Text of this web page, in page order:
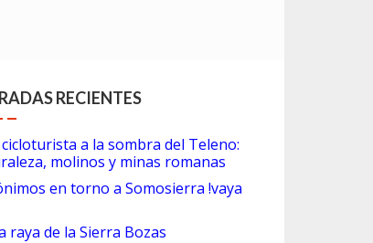
RECIENTES
a la sombra del Teleno:
molinos y minas romanas
en torno a Somosierra !vaya
raya de la Sierra Bozas